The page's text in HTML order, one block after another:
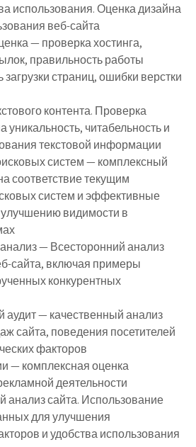
использования. Оценка дизайна
веб-сайта
— проверка хостинга,
правильность работы
загрузки страниц, ошибки верстки
контента. Проверка
уникальность, читабельность и
текстовой информации
систем — комплексный
соответствие текущим
систем и эффективные
видимости в
— Всесторонний анализ
сайта, включая примеры
конкурентных
аудит — качественный анализ
сайта, поведения посетителей
факторов
— комплексная оценка
деятельности
анализ сайта. Использование
для улучшения
и удобства использования